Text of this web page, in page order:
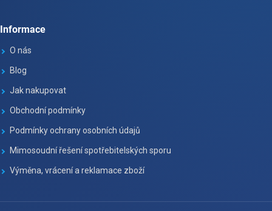
Informace
O nás
Blog
Jak nakupovat
Obchodní podmínky
Podmínky ochrany osobních údajů
Mimosoudní řešení spotřebitelských sporu
Výměna, vrácení a reklamace zboží